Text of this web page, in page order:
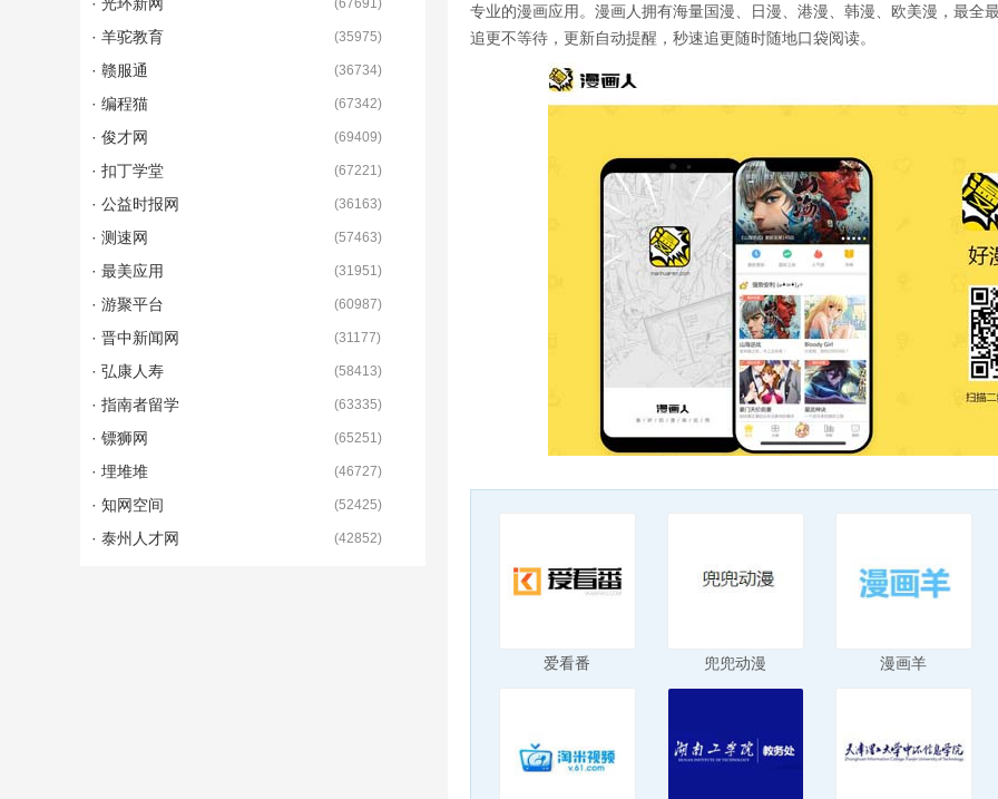
专业的漫画应用。漫画人拥有海量国漫、日漫、港漫、韩漫、欧美漫，最全
追更不等待，更新自动提醒，秒速追更随时随地口袋阅读。
爱看番 兜兜动漫 漫画羊
(67691)
· 羊驼教育 (35975)
· 赣服通 (36734)
· 编程猫 (67342)
· 俊才网 (69409)
· 扣丁学堂 (67221)
· 公益时报网 (36163)
· 测速网 (57463)
· 最美应用 (31951)
· 游聚平台 (60987)
· 晋中新闻网 (31177)
· 弘康人寿 (58413)
· 指南者留学 (63335)
· 镖狮网 (65251)
· 埋堆堆 (46727)
· 知网空间 (52425)
· 泰州人才网 (42852)